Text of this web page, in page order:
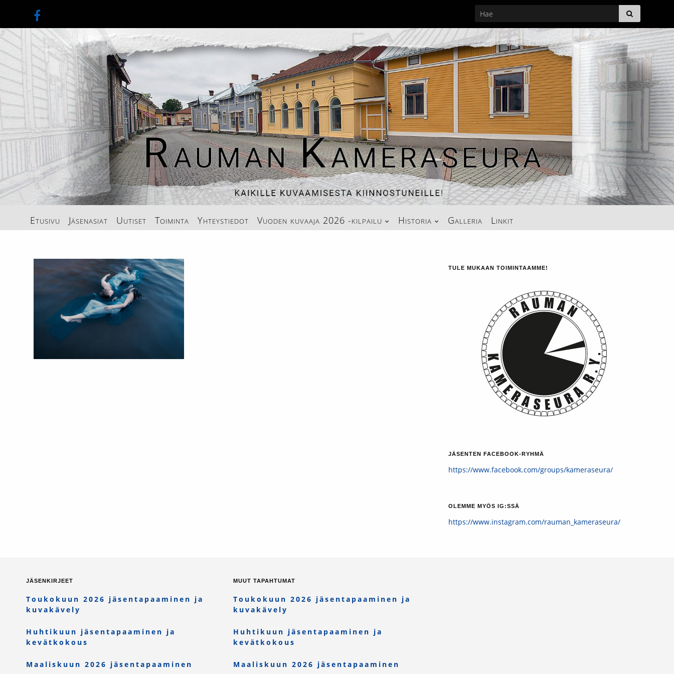
Etusivu Jäsenasiat Uutiset Toiminta Yhteystiedot Vuoden kuvaaja 2026 -kilpailu Historia Galleria Linkit
TULE MUKAAN TOIMINTAAMME!
JÄSENTEN FACEBOOK-RYHMÄ
https://www.facebook.com/groups/kameraseura/
OLEMME MYÖS IG:SSÄ
https://www.instagram.com/rauman_kameraseura/
JÄSENKIRJEET
Toukokuun 2026 jäsentapaaminen ja
kuvakävely
Huhtikuun jäsentapaaminen ja
kevätkokous
Maaliskuun 2026 jäsentapaaminen
MUUT TAPAHTUMAT
Toukokuun 2026 jäsentapaaminen ja
kuvakävely
Huhtikuun jäsentapaaminen ja
kevätkokous
Maaliskuun 2026 jäsentapaaminen